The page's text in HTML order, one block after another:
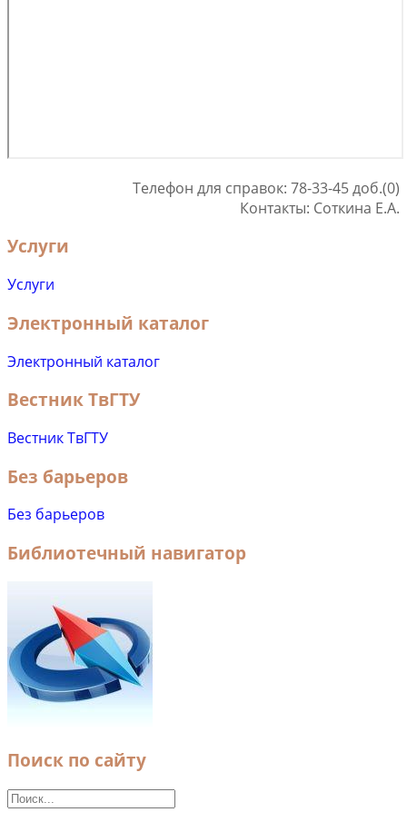
Телефон для справок: 78-33-45 доб.(0)
Контакты: Соткина Е.А.
Услуги
Услуги
Электронный каталог
Электронный каталог
Вестник ТвГТУ
Вестник ТвГТУ
Без барьеров
Без барьеров
Библиотечный навигатор
Поиск по сайту